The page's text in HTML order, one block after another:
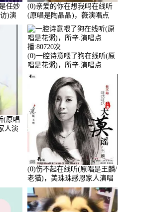
任妙
)演
(0)亲爱的你在想我吗在线听
(原唱是陶晶晶)，薇演唱点
播:159722次
(原唱
人演
(0)一腔诗意喂了狗在线听(原
唱是花粥)，所辛.演唱点
播:80720次
(0)伤不起在线听(原唱是王麟/
老猫)，美珠珠感恩家人演唱
点播:80218次